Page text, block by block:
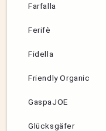
Farfalla
Ferifè
Fidella
Friendly Organic
GaspaJOE
Glücksgäfer